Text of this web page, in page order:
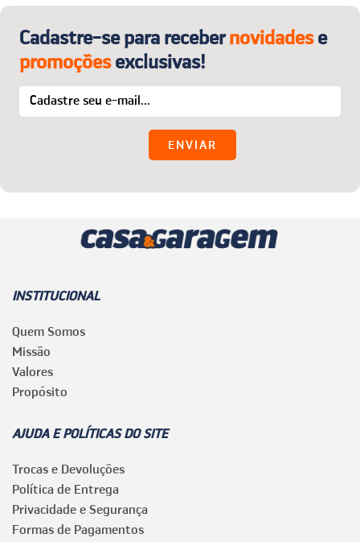
Cadastre-se para recebernovidadese
promoçõesexclusivas!
INSTITUCIONAL
Quem Somos
Missão
Valores
Propósito
AJUDA E POLÍTICAS DO SITE
Trocas e Devoluções
Política de Entrega
Privacidade e Segurança
Formas de Pagamentos